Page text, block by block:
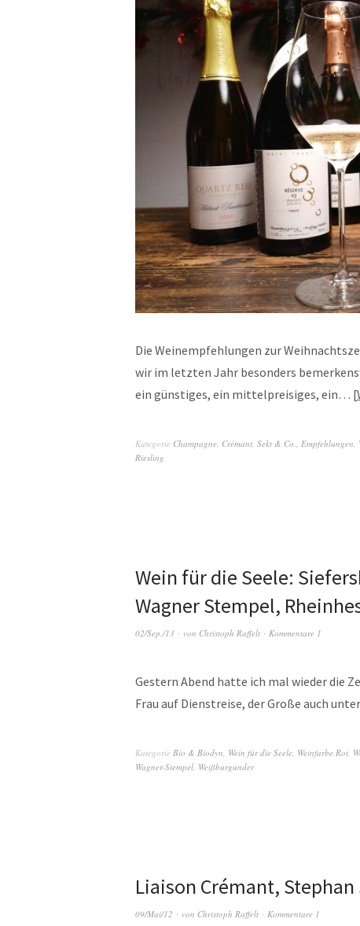
Die Weinempfehlungen zur
wir im letzten Jahr besonders
ein günstiges, ein mittelpreisiges, ein…
Kategorie Champagne, Crémant, Sekt & Co., Empfehlungen,
Riesling
Wein für die Seele:
Wagner Stempel,
02/Sep./13 von Christoph Raffelt Kommentare 1
Gestern Abend hatte ich mal wieder die
Frau auf Dienstreise, der Große auch
Kategorie Bio & Biodyn, Wein für die Seele, Weinfarbe Rot,
Wagner-Stempel, Weißburgunder
Liaison Crémant,
09/Mai/12 von Christoph Raffelt Kommentare 1